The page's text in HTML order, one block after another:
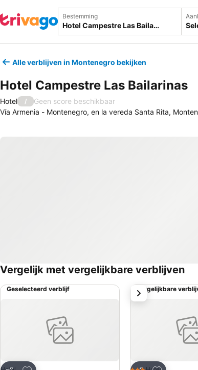
Bestemming
Alle verblijven in Montenegro bekijken
Hotel Campestre Las Bailarinas
Hotel /
Geen score beschikbaar
Vía Armenia - Montenegro, en la vereda Santa Rita,
Vergelijk met vergelijkbare verblijven
Geselecteerd verblijf Vergelijkbare
volgende